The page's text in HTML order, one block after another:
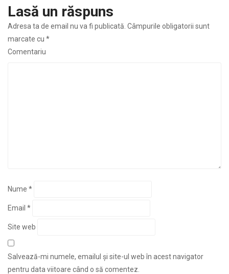
Lasă un răspuns
Adresa ta de email nu va fi publicată. Câmpurile obligatorii sunt
marcate cu *
Comentariu
Nume *
Email *
Site web
Salvează-mi numele, emailul și site-ul web în acest navigator
pentru data viitoare când o să comentez.